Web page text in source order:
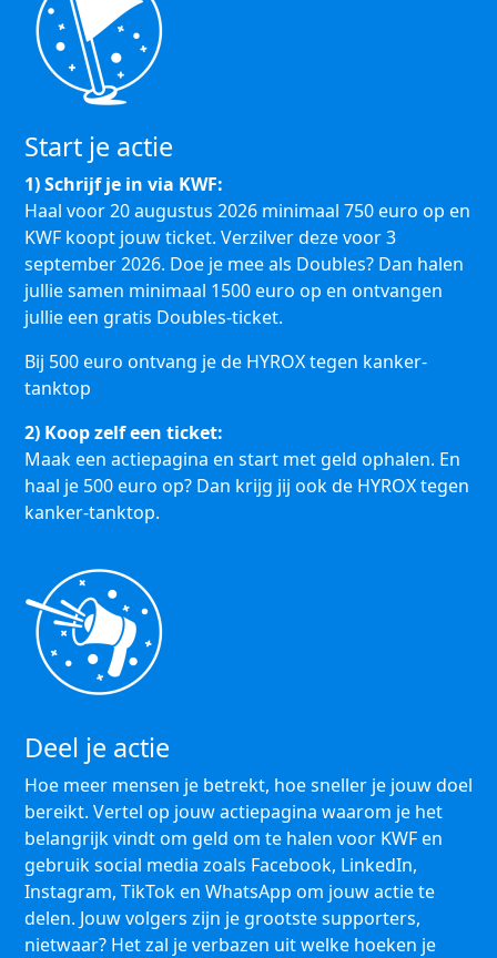
Start je actie
1) Schrijf je in via KWF:
Haal voor 20 augustus 2026 minimaal 750 euro op en
KWF koopt jouw ticket. Verzilver deze voor 3
september 2026. Doe je mee als Doubles? Dan halen
jullie samen minimaal 1500 euro op en ontvangen
jullie een gratis Doubles-ticket.
Bij 500 euro ontvang je de HYROX tegen kanker-
tanktop
2) Koop zelf een ticket:
Maak een actiepagina en start met geld ophalen. En
haal je 500 euro op? Dan krijg jij ook de HYROX tegen
kanker-tanktop.
Deel je actie
Hoe meer mensen je betrekt, hoe sneller je jouw doel
bereikt. Vertel op jouw actiepagina waarom je het
belangrijk vindt om geld om te halen voor KWF en
gebruik social media zoals Facebook, LinkedIn,
Instagram, TikTok en WhatsApp om jouw actie te
delen. Jouw volgers zijn je grootste supporters,
nietwaar? Het zal je verbazen uit welke hoeken je